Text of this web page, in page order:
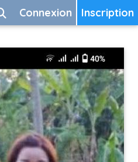
Inscription
Connexion